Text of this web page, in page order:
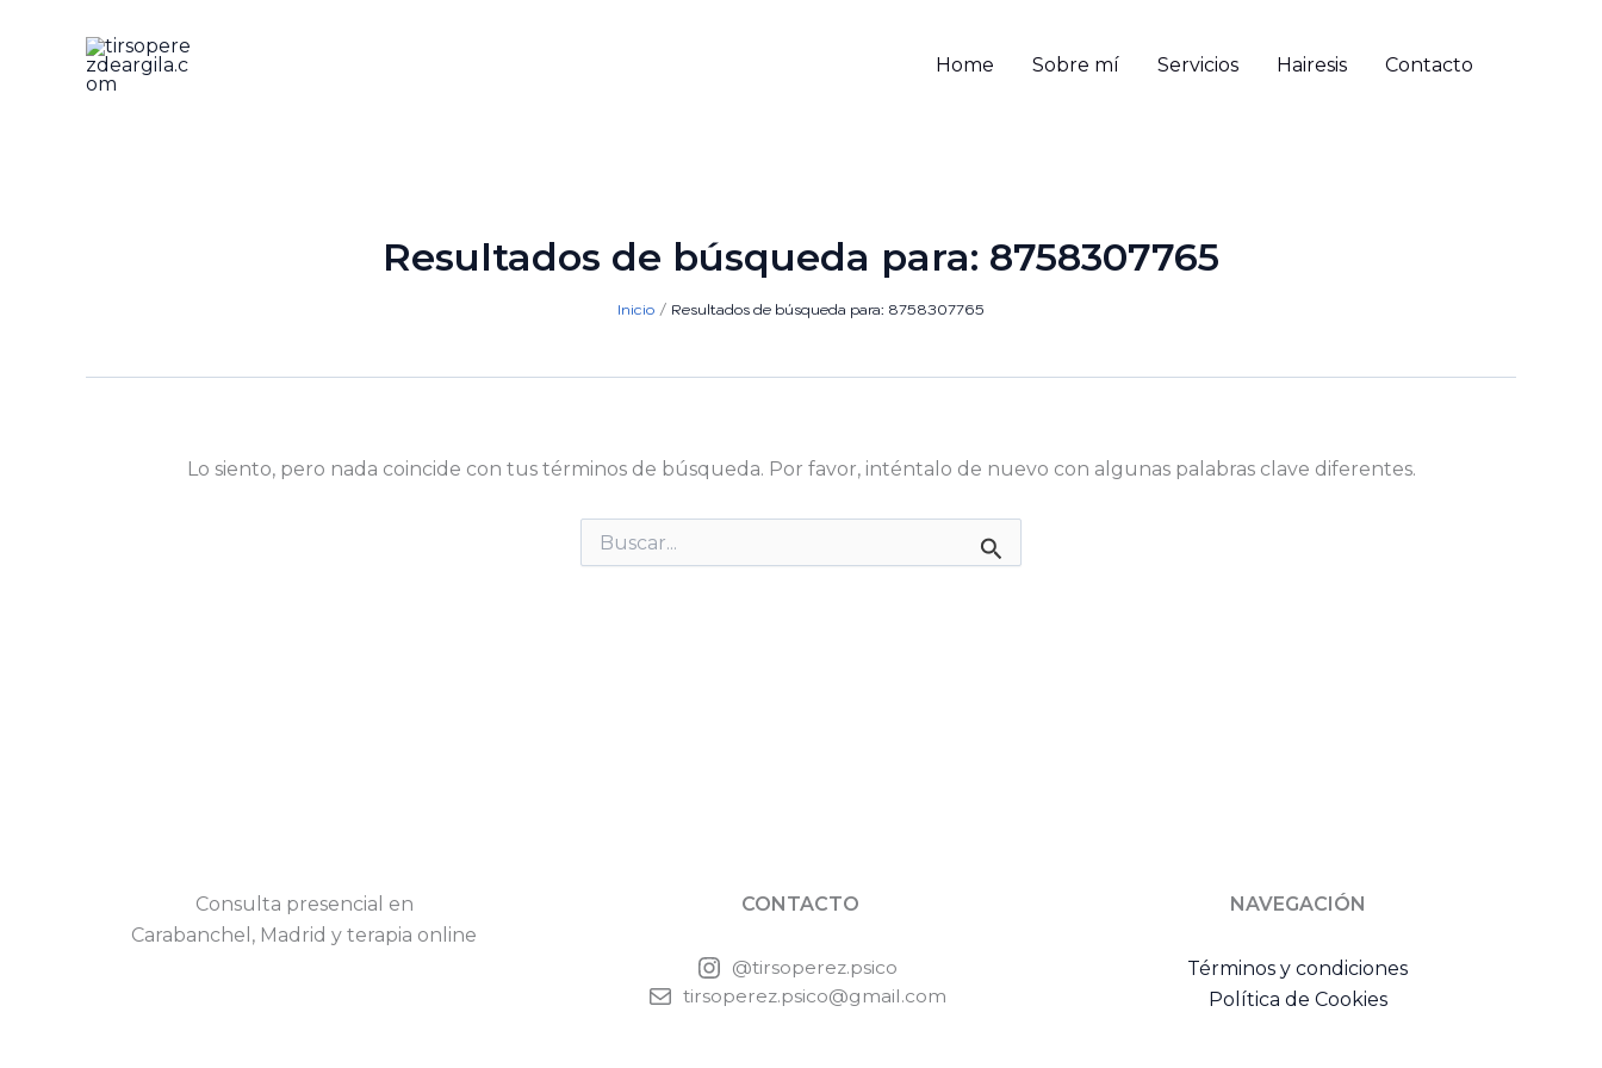
contenido
Home Sobre mí Servicios Hairesis Contacto
Resultados de búsqueda para: 8758307765
Inicio Resultados de búsqueda para: 8758307765
Lo siento, pero nada coincide con tus términos de búsqueda. Por favor, inténtalo de nuevo con algunas palabras clave diferentes.
Buscar
por:
Consulta presencial en
Carabanchel, Madrid y terapia online
CONTACTO
@tirsoperez.psico
tirsoperez.psico@gmail.com
NAVEGACIÓN
Términos y condiciones
Política de Cookies